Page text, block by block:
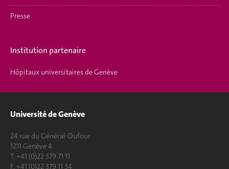
Presse
Institution partenaire
Hôpitaux universitaires de Genève
Université de Genève
24 rue du Général-Dufour
1211 Genève 4
T. +41 (0)22 379 71 11
F. +41 (0)22 379 11 34